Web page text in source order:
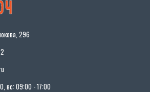
296
вс: 09:00 - 17:00